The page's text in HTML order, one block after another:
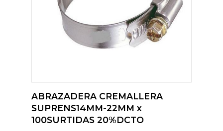
ABRAZADERA CREMALLERA
SUPRENS14MM-22MM x
100SURTIDAS 20%DCTO